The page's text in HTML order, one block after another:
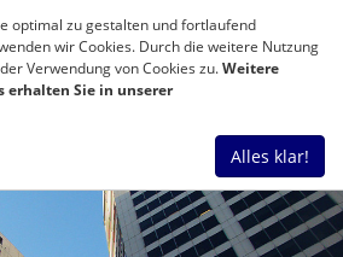
optimal zu gestalten und fortlaufend
wir Cookies. Durch die weitere Nutzung
Verwendung von Cookies zu.Weitere
erhalten Sie in unserer
Alles klar!